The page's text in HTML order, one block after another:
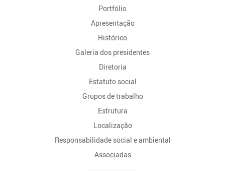
Portfólio
Apresentação
Histórico
Galeria dos presidentes
Diretoria
Estatuto social
Grupos de trabalho
Estrutura
Localização
Responsabilidade social e ambiental
Associadas